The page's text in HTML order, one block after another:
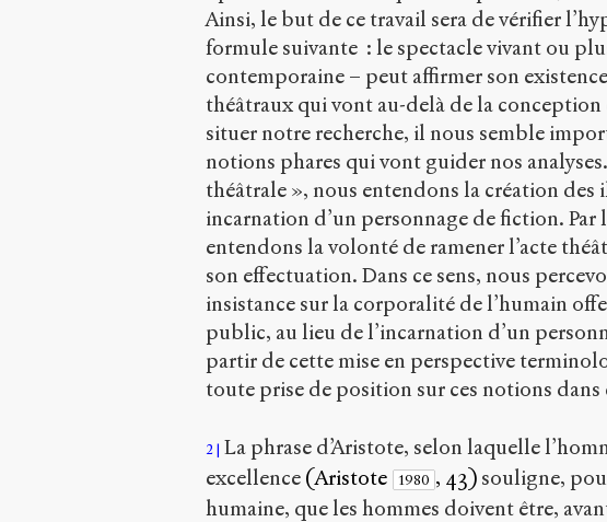
Ainsi, le but de ce travail sera de vérifier
formule suivante : le spectacle vivant ou
contemporaine – peut affirmer son
théâtraux qui vont au-delà de la conception
situer notre recherche, il nous semble
notions phares qui vont guider nos
théâtrale », nous entendons la création des
incarnation d’un personnage de fiction.
entendons la volonté de ramener l’acte
son effectuation. Dans ce sens, nous
insistance sur la corporalité de l’humain
public, au lieu de l’incarnation d’un
partir de cette mise en perspective
toute prise de position sur ces notions dans
2 La phrase d’Aristote, selon laquelle
excellence (Aristote 1980 , 43) souligne,
humaine, que les hommes doivent être,